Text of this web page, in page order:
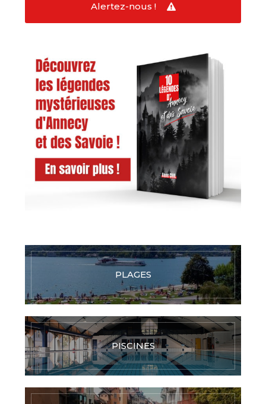
Alertez-nous !
PLAGES
PISCINES